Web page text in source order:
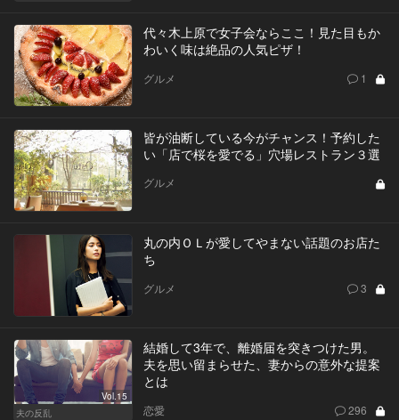
代々木上原で女子会ならここ！見た目もか
わいく味は絶品の人気ピザ！
グルメ 1
皆が油断している今がチャンス！予約した
い「店で桜を愛でる」穴場レストラン３選
グルメ
丸の内ＯＬが愛してやまない話題のお店た
ち
グルメ 3
Vol.15
夫の反乱
結婚して3年で、離婚届を突きつけた男。
夫を思い留まらせた、妻からの意外な提案
とは
恋愛 296